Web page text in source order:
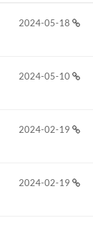
2024-05-18
2024-05-10
2024-02-19
2024-02-19